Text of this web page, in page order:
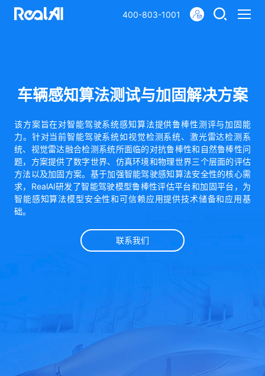
400-803-1001
车辆感知算法测试与加固解决方案
该方案旨在对智能驾驶系统感知算法提供鲁棒性测评与加固能
力。针对当前智能驾驶系统如视觉检测系统、激光雷达检测系
统、视觉雷达融合检测系统所面临的对抗鲁棒性和自然鲁棒性问
题，方案提供了数字世界、仿真环境和物理世界三个层面的评估
方法以及加固方案。基于加强智能驾驶感知算法安全性的核心需
求，RealAI研发了智能驾驶模型鲁棒性评估平台和加固平台，为
智能感知算法模型安全性和可信赖应用提供技术储备和应用基
础。
联系我们